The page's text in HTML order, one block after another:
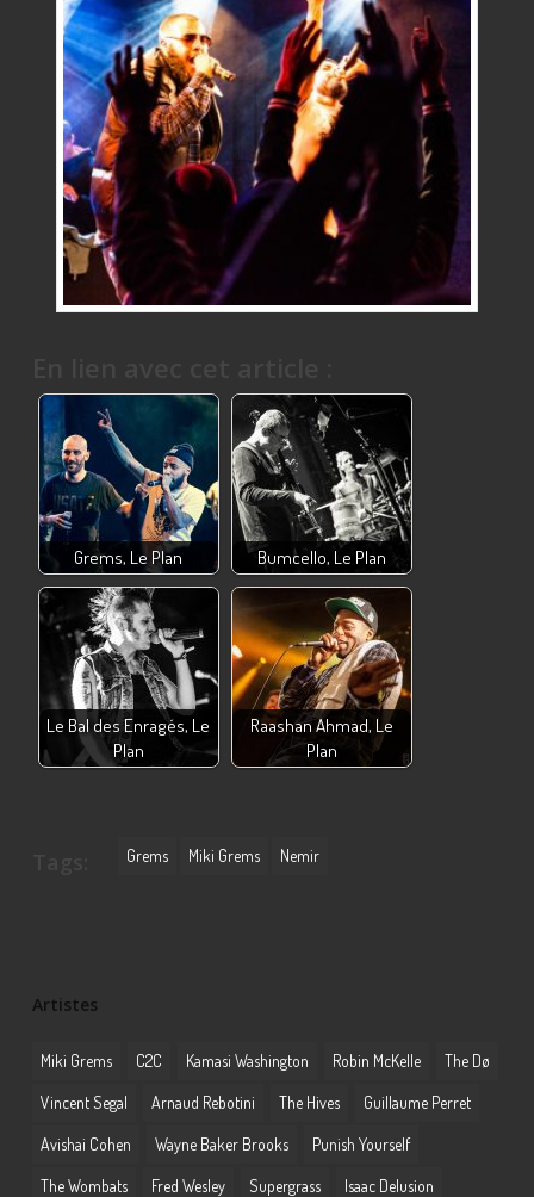
Grems, Le Plan Bumcello, Le Plan
Le Bal des Enragés, Le
Plan
Raashan Ahmad, Le
Plan
Grems Miki Grems Nemir
Artistes
Miki Grems C2C Kamasi Washington Robin McKelle The Dø
Vincent Segal Arnaud Rebotini The Hives Guillaume Perret
Avishai Cohen Wayne Baker Brooks Punish Yourself
The Wombats Fred Wesley Supergrass Isaac Delusion